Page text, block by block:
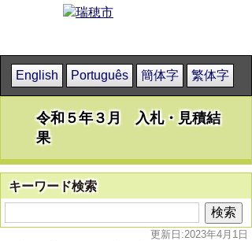
English Português 簡体字 繁体字
令和５年３月 入札・見積結
果
キーワード検索
更新日:2023年4月1日